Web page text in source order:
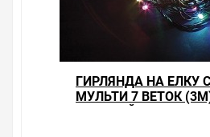
ГИРЛЯНДА НА ЕЛКУ
МУЛЬТИ 7 ВЕТОК